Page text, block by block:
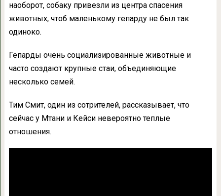
наоборот, собаку привезли из центра спасения
животных, чтоб маленькому гепарду не был так
одиноко.
Гепарды очень социализированные животные и
часто создают крупные стаи, объединяющие
несколько семей.
Тим Смит, один из сотрителей, рассказывает, что
сейчас у Мтани и Кейси невероятно теплые
отношения.